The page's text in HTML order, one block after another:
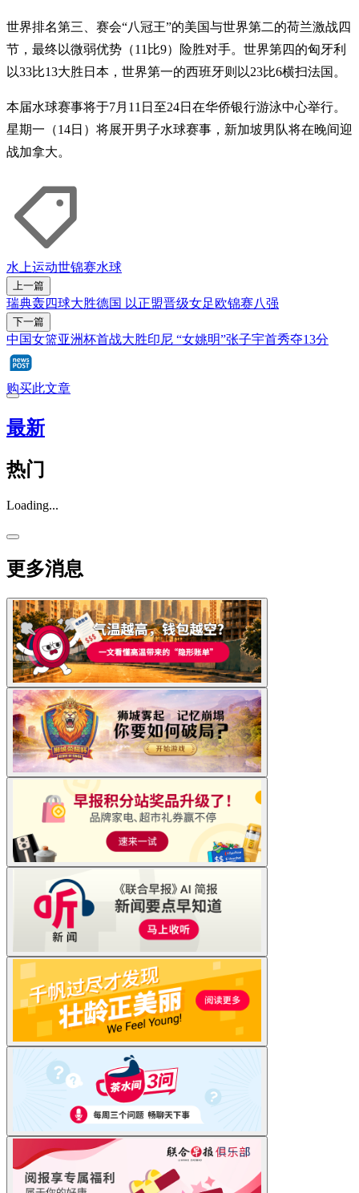
世界排名第三、赛会“八冠王”的美国与世界第二的荷兰激战四
节，最终以微弱优势（11比9）险胜对手。世界第四的匈牙利
以33比13大胜日本，世界第一的西班牙则以23比6横扫法国。
本届水球赛事将于7月11日至24日在华侨银行游泳中心举行。
星期一（14日）将展开男子水球赛事，新加坡男队将在晚间迎
战加拿大。
水上运动世锦赛水球
上一篇
瑞典轰四球大胜德国 以正盟晋级女足欧锦赛八强
下一篇
中国女篮亚洲杯首战大胜印尼 “女姚明”张子宇首秀夺13分
购买此文章
最新
热门
Loading...
更多消息